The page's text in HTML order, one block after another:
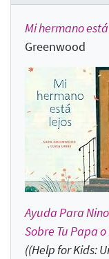
Mi hermano
Greenwood
Ayuda Para
Sobre Tu Papa
((Help for Kids: